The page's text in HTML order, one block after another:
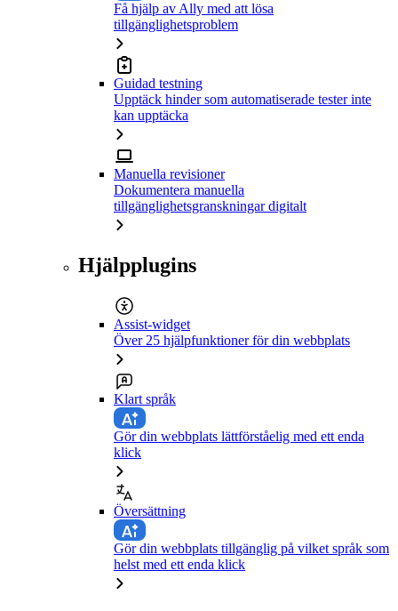
Få hjälp av Ally med att lösa
tillgänglighetsproblem
Guidad testning
Upptäck hinder som automatiserade tester inte
kan upptäcka
Manuella revisioner
Dokumentera manuella
tillgänglighetsgranskningar digitalt
Hjälpplugins
Assist-widget
Över 25 hjälpfunktioner för din webbplats
Klart språk
Gör din webbplats lättförståelig med ett enda
klick
Översättning
Gör din webbplats tillgänglig på vilket språk som
helst med ett enda klick